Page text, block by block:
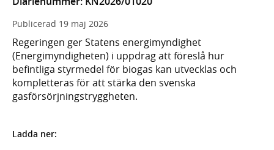
Publicerad 19 maj 2026
Regeringen ger Statens energimyndighet
(Energimyndigheten) i uppdrag att föreslå hur
befintliga styrmedel för biogas kan utvecklas och
kompletteras för att stärka den svenska
gasförsörjningstryggheten.
Ladda ner: